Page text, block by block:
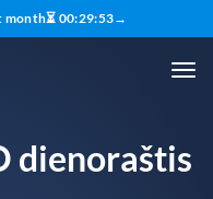
month⏳ 00:29:52→
dienoraštis